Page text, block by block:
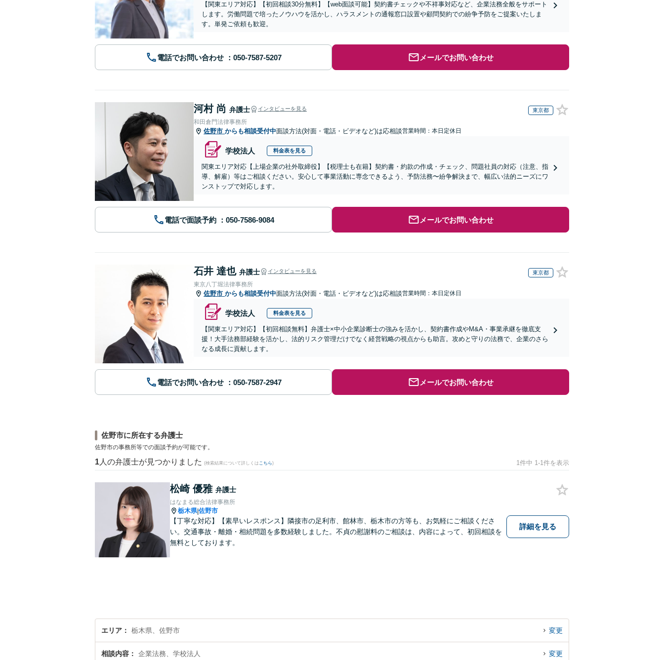
【関東エリア対応】【初回相談30分無料】【web面談可能】契約書チェックや不祥事対応など、企業法務全般をサポート
します。労働問題で培ったノウハウを活かし、ハラスメントの通報窓口設置や顧問契約での紛争予防をご提案いたしま
す。単発ご依頼も歓迎。
電話でお問い合わせ メールでお問い合わせ
河村 尚 弁護士 インタビューを見る 東京都
和田倉門法律事務所
佐野市 からも相談受付中面談方法(対面・電話・ビデオなど)は応相談営業時間：本日定休日
学校法人 料金表を見る
関東エリア対応【上場企業の社外取締役】【税理士も在籍】契約書・約款の作成・チェック、問題社員の対応（注意、指
導、解雇）等はご相談ください。安心して事業活動に専念できるよう、予防法務〜紛争解決まで、幅広い法的ニーズにワ
ンストップで対応します。
電話で面談予約 メールでお問い合わせ
石井 達也 弁護士 インタビューを見る 東京都
東京八丁堀法律事務所
佐野市 からも相談受付中面談方法(対面・電話・ビデオなど)は応相談営業時間：本日定休日
学校法人 料金表を見る
【関東エリア対応】【初回相談無料】弁護士×中小企業診断士の強みを活かし、契約書作成やM&A・事業承継を徹底支
援！大手法務部経験を活かし、法的リスク管理だけでなく経営戦略の視点からも助言。攻めと守りの法務で、企業のさら
なる成長に貢献します。
電話でお問い合わせ メールでお問い合わせ
佐野市に所在する弁護士
佐野市の事務所等での面談予約が可能です。
1 人の弁護士が見つかりました (検索結果について詳しくは こちら) 1件中 1-1件を表示
松崎 優雅 弁護士
はなまる総合法律事務所
栃木県|佐野市
【丁寧な対応】【素早いレスポンス】隣接市の足利市、館林市、栃木市の方等も、お気軽にご相談くださ
い。交通事故・離婚・相続問題を多数経験しました。不貞の慰謝料のご相談は、内容によって、初回相談を
無料としております。
詳細を見る
エリア 栃木県、佐野市 変更
相談内容 企業法務、学校法人 変更